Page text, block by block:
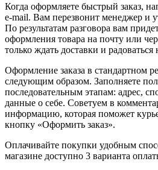
Когда оформляете быстрый заказ,
e-mail. Вам перезвонит менеджер и
По результатам разговора вам
оформления товара на почту или
только ждать доставки и
Оформление заказа в стандартном
следующим образом. Заполняете
последовательным этапам: адрес,
данные о себе. Советуем в
информацию, которая поможет
кнопку «Оформить заказ».
Оплачивайте покупки удобным
магазине доступно 3 варианта